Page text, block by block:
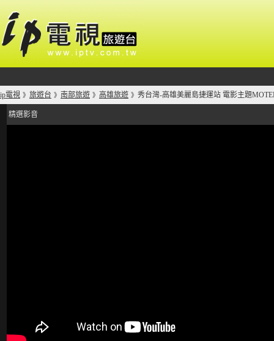
ip電視 》 旅遊台 》 南部旅遊 》 高雄旅遊 》 秀台灣-高雄美麗島捷運站 電影主題
精選影音